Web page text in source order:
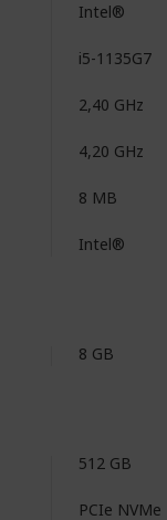
Intel®
i5-1135G7
2,40 GHz
4,20 GHz
8 MB
Intel®
8 GB
512 GB
PCIe NVMe